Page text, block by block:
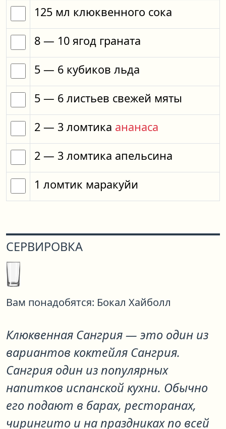
125 мл клюквенного сока
8 — 10 ягод граната
5 — 6 кубиков льда
5 — 6 листьев свежей мяты
2 — 3 ломтика ананаса
2 — 3 ломтика апельсина
1 ломтик маракуйи
СЕРВИРОВКА
Вам понадобятся: Бокал Хайболл
Клюквенная Сангрия— это один из
вариантов коктейля Сангрия.
Сангрия один из популярных
напитков испанской кухни. Обычно
его подают в барах, ресторанах,
чирингито и на праздниках по всей